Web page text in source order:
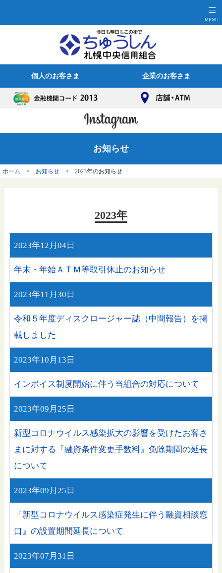
個人のお客さま 企業のお客さま
お知らせ
ホーム > お知らせ > 2023年のお知らせ
2023年
2023年12月04日
年末・年始ＡＴＭ等取引休止のお知らせ
2023年11月30日
令和５年度ディスクロージャー誌（中間報告）を掲
載しました
2023年10月13日
インボイス制度開始に伴う当組合の対応について
2023年09月25日
新型コロナウイルス感染拡大の影響を受けたお客さ
まに対する『融資条件変更手数料』免除期間の延長
について
2023年09月25日
『新型コロナウイルス感染症発生に伴う融資相談窓
口』の設置期間延長について
2023年07月31日